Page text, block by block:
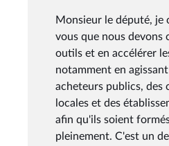
Monsieur le député, je
vous que nous devons
outils et en accélérer
notamment en
acheteurs publics, des
locales et des
afin qu'ils soient
pleinement. C'est un